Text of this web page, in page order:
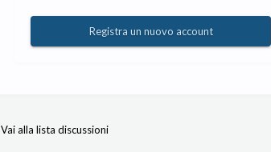
Registra un nuovo account
Vai alla lista discussioni